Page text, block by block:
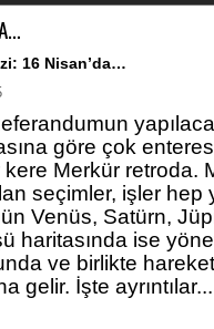
16 Nisan’da…
göre çok
Merkür retroda.
seçimler, işler hep
Venüs, Satürn,
haritasında ise
ve birlikte
gelir. İşte ayrıntılar...